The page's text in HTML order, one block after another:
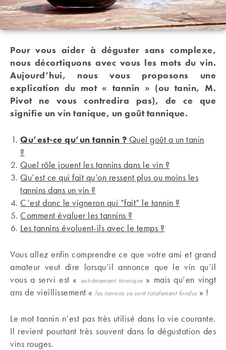
Pour vous aider à déguster sans complexe,
nous décortiquons avec vous les mots du vin.
Aujourd’hui, nous vous proposons une
explication du mot « tannin » (ou tanin, M.
Pivot ne vous contredira pas), de ce que
signifie un vin tanique, un goût tannique.
Qu’est-ce qu’un tannin ? Quel goût a un tanin
?
Quel rôle jouent les tannins dans le vin ?
Qu’est ce qui fait qu’on ressent plus ou moins les
tannins dans un vin ?
C’est donc le vigneron qui “fait” le tannin ?
Comment évaluer les tannins ?
Les tannins évoluent-ils avec le temps ?
Vous allez enfin comprendre ce que votre ami et grand
amateur veut dire lorsqu’il annonce que le vin qu’il
vous a servi est « extrêmement tannique» mais qu’en vingt
ans de vieillissement « les tannins se sont totalement fondus » !
Le mot tannin n’est pas très utilisé dans la vie courante.
Il revient pourtant très souvent dans la dégustation des
vins rouges.